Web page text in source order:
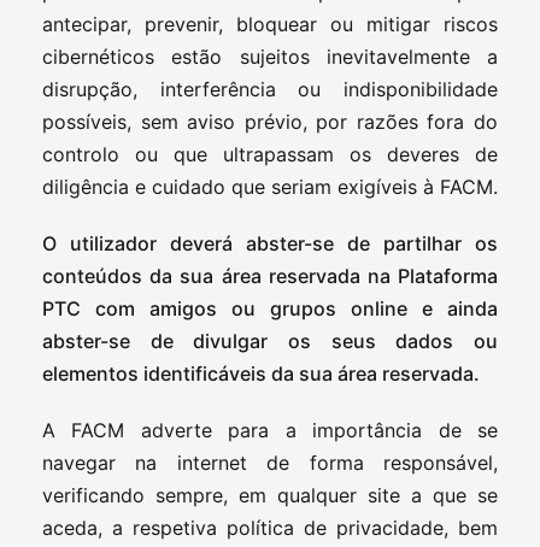
antecipar, prevenir, bloquear ou mitigar riscos
cibernéticos estão sujeitos inevitavelmente a
disrupção, interferência ou indisponibilidade
possíveis, sem aviso prévio, por razões fora do
controlo ou que ultrapassam os deveres de
diligência e cuidado que seriam exigíveis à FACM.
O utilizador deverá abster-se de partilhar os
conteúdos da sua área reservada na Plataforma
PTC com amigos ou grupos online e ainda
abster-se de divulgar os seus dados ou
elementos identificáveis da sua área reservada.
A FACM adverte para a importância de se
navegar na internet de forma responsável,
verificando sempre, em qualquer site a que se
aceda, a respetiva política de privacidade, bem